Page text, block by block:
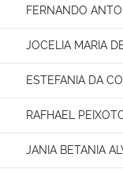
FERNANDO
JOCELIA MARIA
ESTEFANIA DA
RAFHAEL
JANIA BETANIA